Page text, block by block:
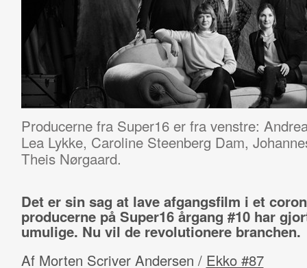
Producerne fra Super16 er fra venstre:
Lea Lykke, Caroline Steenberg Dam,
Theis Nørgaard.
Det er sin sag at lave afgangsfilm i et
producerne på Super16 årgang #10 har
umulige. Nu vil de revolutionere branchen.
Af Morten Scriver Andersen / Ekko #87